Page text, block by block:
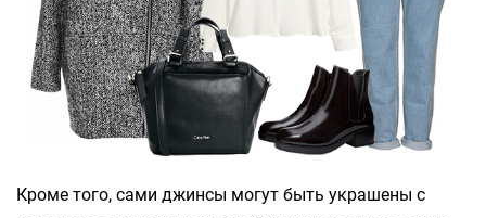
Кроме того, сами джинсы могут быть украшены с